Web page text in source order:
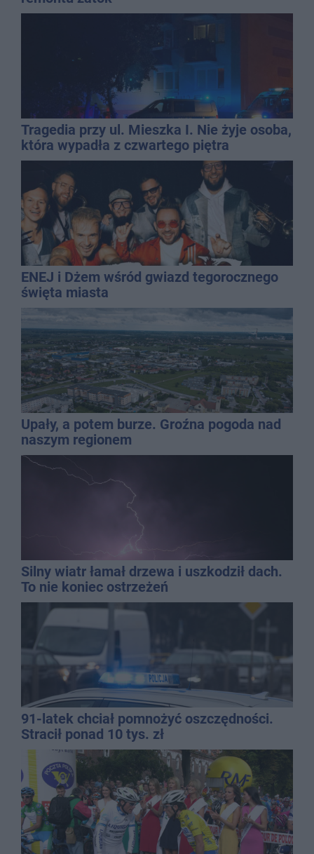
Tragedia przy ul. Mieszka I. Nie żyje osoba,
która wypadła z czwartego piętra
ENEJ i Dżem wśród gwiazd tegorocznego
święta miasta
Upały, a potem burze. Groźna pogoda nad
naszym regionem
Silny wiatr łamał drzewa i uszkodził dach.
To nie koniec ostrzeżeń
91-latek chciał pomnożyć oszczędności.
Stracił ponad 10 tys. zł